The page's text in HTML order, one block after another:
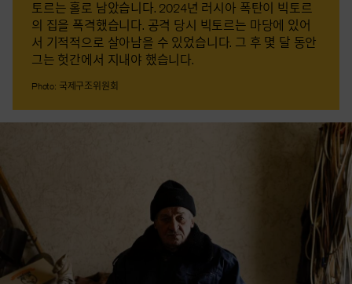
토르는 홀로 남았습니다. 2024년 러시아 폭탄이 빅토르
의 집을 폭격했습니다. 공격 당시 빅토르는 마당에 있어
서 기적적으로 살아남을 수 있었습니다. 그 후 몇 달 동안
그는 헛간에서 지내야 했습니다.
Photo: 국제구조위원회